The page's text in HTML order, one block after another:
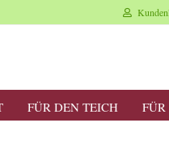
FÜR DEN TEICH